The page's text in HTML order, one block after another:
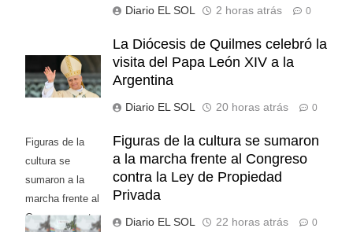
Diario EL SOL 2 horas atrás 0
La Diócesis de Quilmes celebró la
visita del Papa León XIV a la
Argentina
Diario EL SOL 20 horas atrás 0
Figuras de la
cultura se
sumaron a la
marcha frente al
Congreso contra
Figuras de la cultura se sumaron
a la marcha frente al Congreso
contra la Ley de Propiedad
Privada
Diario EL SOL 22 horas atrás 0